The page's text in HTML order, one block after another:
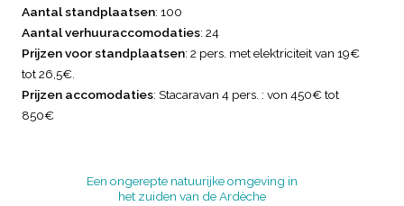
Aantal standplaatsen: 100
Aantal verhuuraccomodaties: 24
Prijzen voor standplaatsen: 2 pers. met elektriciteit van 19€
tot 26,5€.
Prijzen accomodaties: Stacaravan 4 pers. : von 450€ tot
850€
Een ongerepte natuurijke omgeving in
het zuiden van de Ardèche